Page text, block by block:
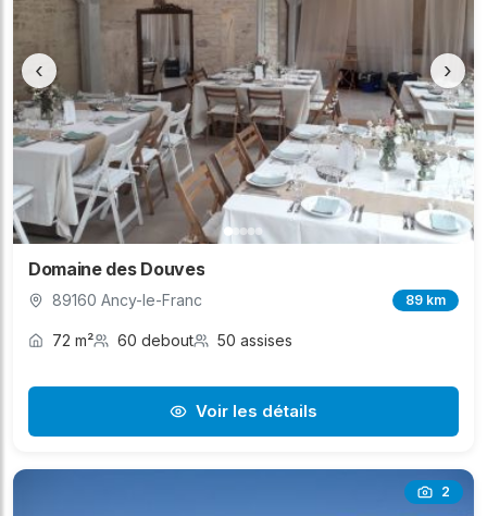
‹ ›
Domaine des Douves
89160 Ancy-le-Franc 89 km
72 m² 60 debout 50 assises
Voir les détails
2